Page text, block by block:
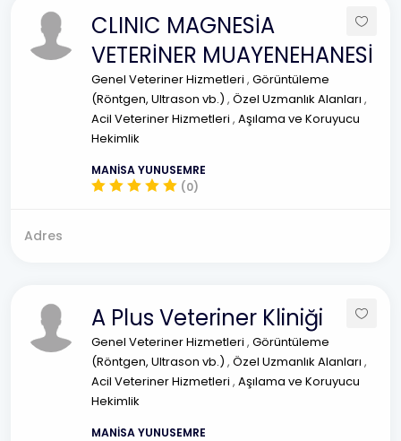
CLINIC MAGNESİA
VETERİNER MUAYENEHANESİ
Genel Veteriner Hizmetleri , Görüntüleme
(Röntgen, Ultrason vb.) , Özel Uzmanlık Alanları ,
Acil Veteriner Hizmetleri , Aşılama ve Koruyucu
Hekimlik
MANİSA YUNUSEMRE
(0)
Adres
A Plus Veteriner Kliniği
Genel Veteriner Hizmetleri , Görüntüleme
(Röntgen, Ultrason vb.) , Özel Uzmanlık Alanları ,
Acil Veteriner Hizmetleri , Aşılama ve Koruyucu
Hekimlik
MANİSA YUNUSEMRE